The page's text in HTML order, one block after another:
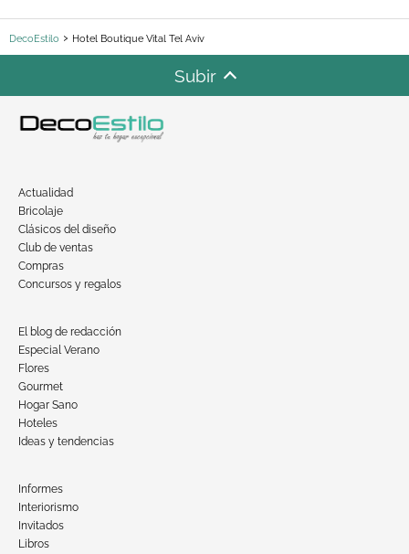
DecoEstilo Hotel Boutique Vital Tel Aviv
Subir
Actualidad
Bricolaje
Clásicos del diseño
Club de ventas
Compras
Concursos y regalos
El blog de redacción
Especial Verano
Flores
Gourmet
Hogar Sano
Hoteles
Ideas y tendencias
Informes
Interiorismo
Invitados
Libros